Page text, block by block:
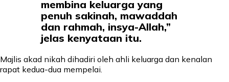
membina keluarga yang
penuh sakinah, mawaddah
dan rahmah, insya-Allah,”
jelas kenyataan itu.
Majlis akad nikah dihadiri oleh ahli keluarga dan kenalan
rapat kedua-dua mempelai.